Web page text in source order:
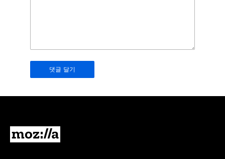
should
leave